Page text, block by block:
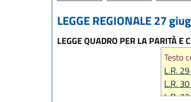
LEGGE REGIONALE 27
LEGGE QUADRO PER LA PARITÀ E
Testo
L.R.
L.R.
L.R.